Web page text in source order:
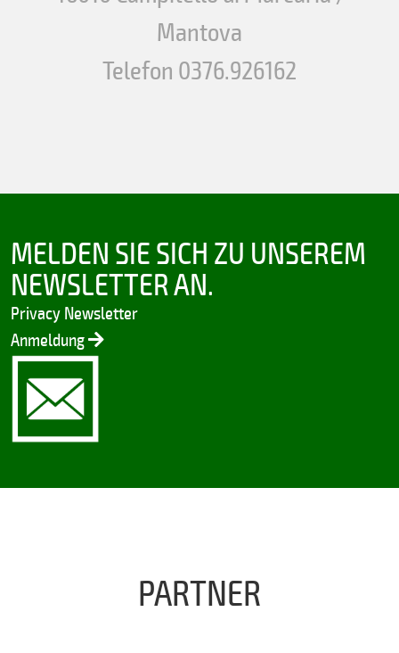
Mantova
Telefon 0376.926162
MELDEN SIE SICH ZU UNSEREM
NEWSLETTER AN.
Privacy Newsletter
Anmeldung
PARTNER